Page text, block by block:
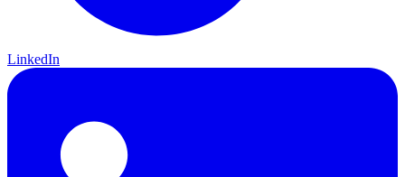
LinkedIn